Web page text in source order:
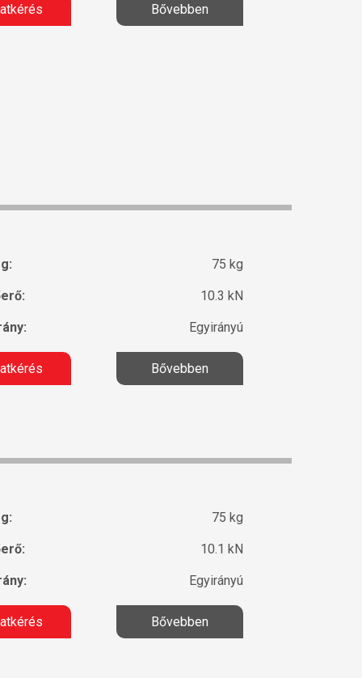
Bővebben
75 kg
10.3 kN
Egyirányú
Bővebben
75 kg
10.1 kN
Egyirányú
Bővebben